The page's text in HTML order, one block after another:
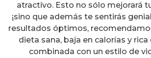
atractivo. Esto no sólo mejorará
¡sino que además te sentirás
resultados óptimos,
dieta sana, baja en calorías y
combinada con un estilo de